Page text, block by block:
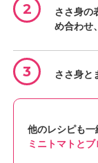
2
ささ身の
め合わせ
3 ささ身と
他のレシピも一
ミニトマトと